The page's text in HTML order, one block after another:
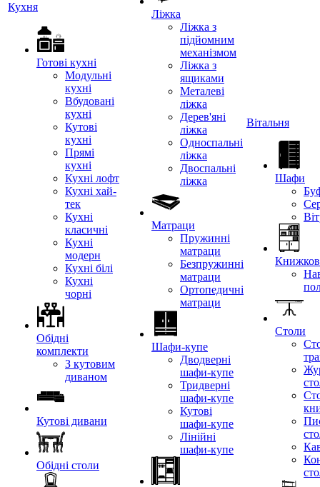
Кухня
Готові кухні
Модульні
кухні
Вбудовані
кухні
Кутові
кухні
Прямі
кухні
Кухні лофт
Кухні хай-
тек
Кухні
класичні
Кухні
модерн
Кухні білі
Кухні
чорні
Обідні
комплекти
З кутовим
диваном
Кутові дивани
Обідні столи
Ліжка
Ліжка з
підйомним
механізмом
Ліжка з
ящиками
Металеві
ліжка
Дерев'яні
ліжка
Односпальні
ліжка
Двоспальні
ліжка
Матраци
Пружинні
матраци
Безпружинні
матраци
Ортопедичні
матраци
Шафи-купе
Дводверні
шафи-купе
Тридверні
шафи-купе
Кутові
шафи-купе
Лінійні
шафи-купе
Вітальня
Шафи
Столи